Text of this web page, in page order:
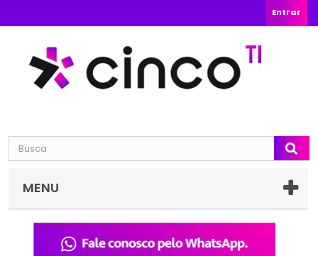
Entrar
MENU